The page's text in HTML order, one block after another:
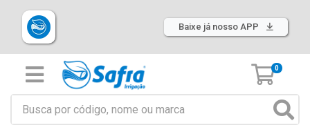
Baixe já nosso APP
0